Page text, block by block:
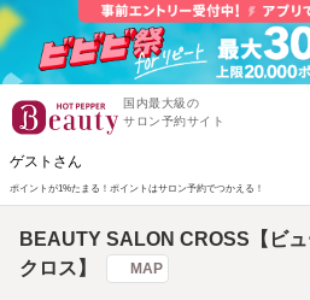
国内最大級の
サロン予約サイト
ゲストさん
ポイントが1%たまる！ ポイントはサロン予約でつかえる！
BEAUTY SALON CROSS【ビ
クロス】
MAP